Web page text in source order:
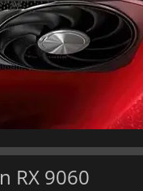
Radeon RX 9060 XT Steel Legend 16GB OC
RX 9060